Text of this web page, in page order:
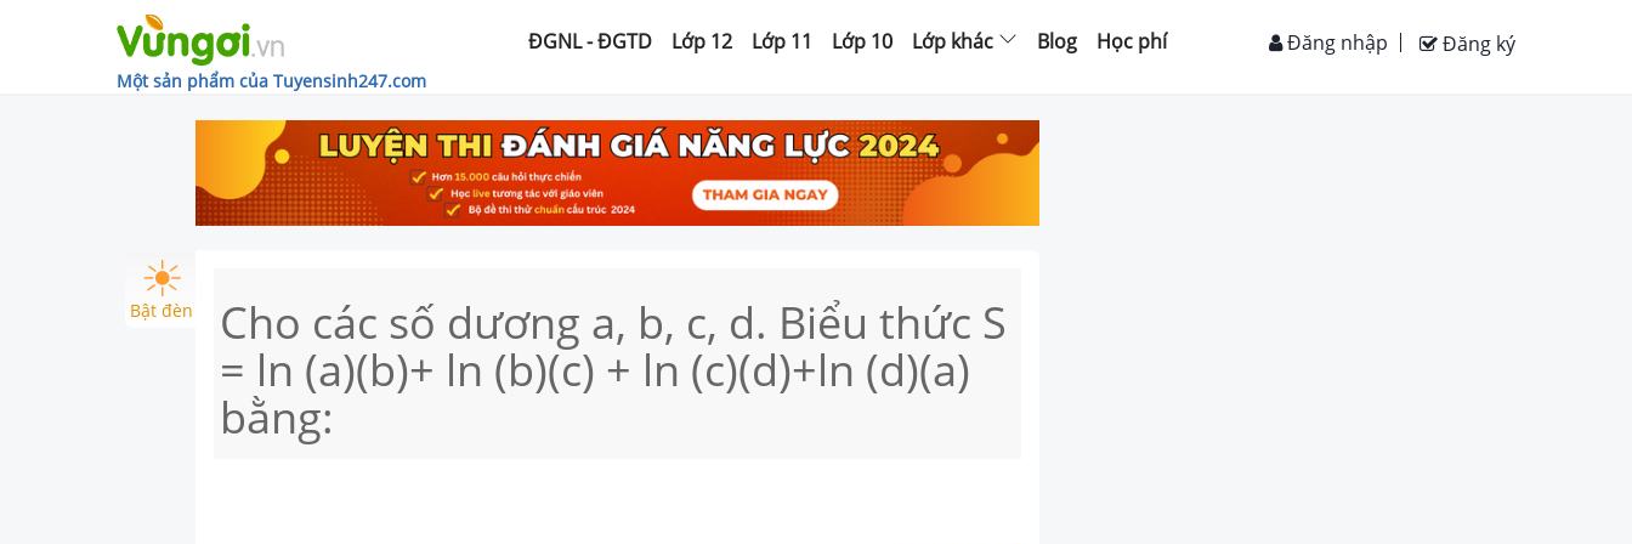
Một sản phẩm của Tuyensinh247.com
ĐGNL - ĐGTD Lớp 12 Lớp 11 Lớp 10 Lớp khác Blog Học phí Đăng ký
Đăng nhập
Bật đèn Cho các số dương a, b, c, d. Biểu thức S
= ln (a)(b)+ ln (b)(c) + ln (c)(d)+ln (d)(a)
bằng: